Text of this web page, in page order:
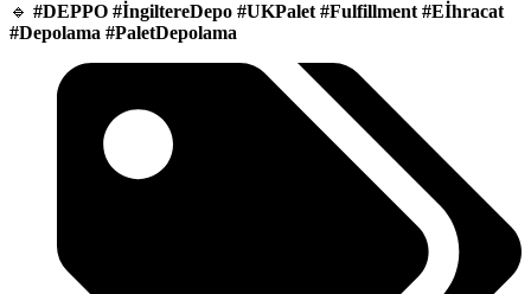
🔹 #DEPPO #İngiltereDepo #UKPalet #Fulfillment #Eİhracat
#Depolama #PaletDepolama